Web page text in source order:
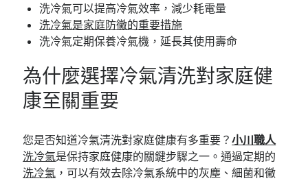
洗冷氣可以提高冷氣效率，減少耗電量
洗冷氣是家庭防黴的重要措施
洗冷氣定期保養冷氣機，延長其使用壽命
為什麼選擇冷氣清洗對家庭健
康至關重要
您是否知道冷氣清洗對家庭健康有多重要？小川職人
洗冷氣是保持家庭健康的關鍵步驟之一。通過定期的
洗冷氣 ，可以有效去除冷氣系統中的灰塵、細菌和黴